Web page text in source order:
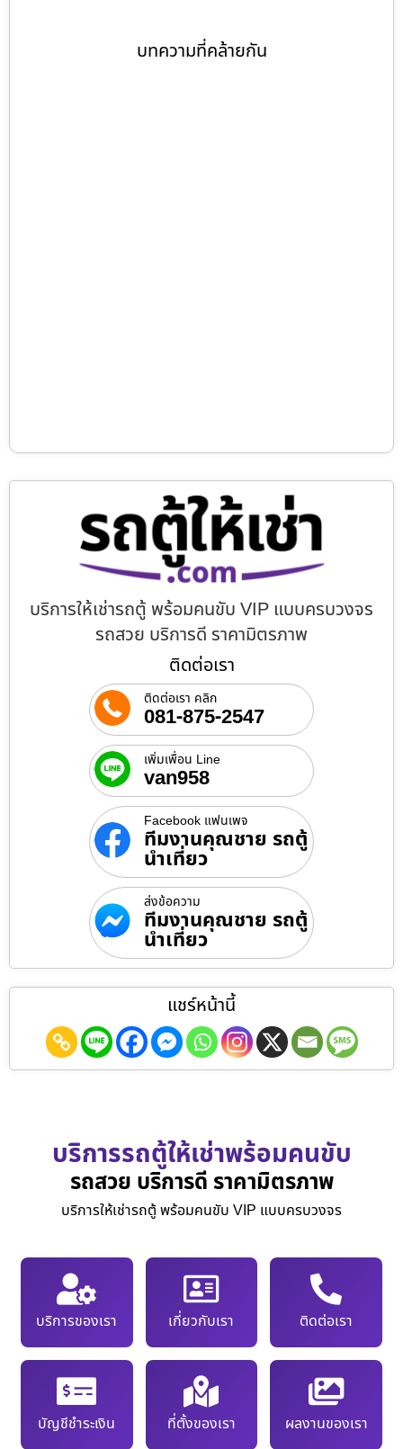
บทความที่คล้ายกัน
บริการให้เช่ารถตู้ พร้อมคนขับ VIP แบบครบวงจร
รถสวย บริการดี ราคามิตรภาพ
ติดต่อเรา
ติดต่อเรา คลิก
081-875-2547
เพิ่มเพื่อน Line
van958
Facebook แฟนเพจ
ทีมงานคุณชาย รถตู้
นำเที่ยว
ส่งข้อความ
ทีมงานคุณชาย รถตู้
นำเที่ยว
แชร์หน้านี้
บริการรถตู้ให้เช่าพร้อมคนขับ
รถสวย บริการดี ราคามิตรภาพ
บริการให้เช่ารถตู้ พร้อมคนขับ VIP แบบครบวงจร
บริการของเรา เกี่ยวกับเรา ติดต่อเรา
บัญชีชำระเงิน ที่ตั้งของเรา ผลงานของเรา